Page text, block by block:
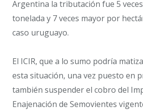
Argentina la tributación fue 5
tonelada y 7 veces mayor por
caso uruguayo.
El ICIR, que a lo sumo podría
esta situación, una vez puesto en
también suspender el cobro del
Enajenación de Semovientes